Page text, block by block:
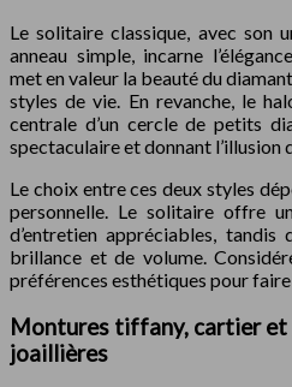
Le solitaire classique, avec son
anneau simple, incarne
met en valeur la beauté du
styles de vie. En revanche, le
centrale d’un cercle de petits
spectaculaire et donnant l’illusion
Le choix entre ces deux styles
personnelle. Le solitaire offre
d’entretien appréciables,
brillance et de volume.
préférences esthétiques pour
Montures tiffany, cartier et
joaillières